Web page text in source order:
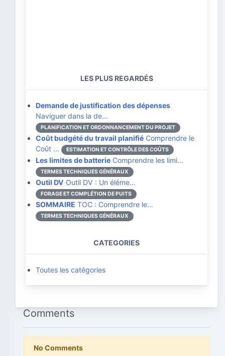
LES PLUS REGARDÉS
Demande de justification des dépenses
Naviguer dans la de…
PLANIFICATION ET ORDONNANCEMENT DU PROJET
Coût budgété du travail planifié Comprendre le
Coût …
ESTIMATION ET CONTRÔLE DES COÛTS
Les limites de batterie Comprendre les limi…
TERMES TECHNIQUES GÉNÉRAUX
Outil DV Outil DV : Un éléme…
FORAGE ET COMPLÉTION DE PUITS
SOMMAIRE TOC : Comprendre le…
TERMES TECHNIQUES GÉNÉRAUX
CATEGORIES
Toutes les catégories
Comments
No Comments